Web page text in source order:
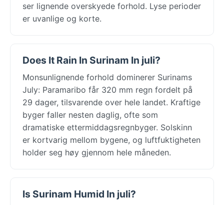
ser lignende overskyede forhold. Lyse perioder
er uvanlige og korte.
Does It Rain In Surinam In juli?
Monsunlignende forhold dominerer Surinams
July: Paramaribo får 320 mm regn fordelt på
29 dager, tilsvarende over hele landet. Kraftige
byger faller nesten daglig, ofte som
dramatiske ettermiddagsregnbyger. Solskinn
er kortvarig mellom bygene, og luftfuktigheten
holder seg høy gjennom hele måneden.
Is Surinam Humid In juli?